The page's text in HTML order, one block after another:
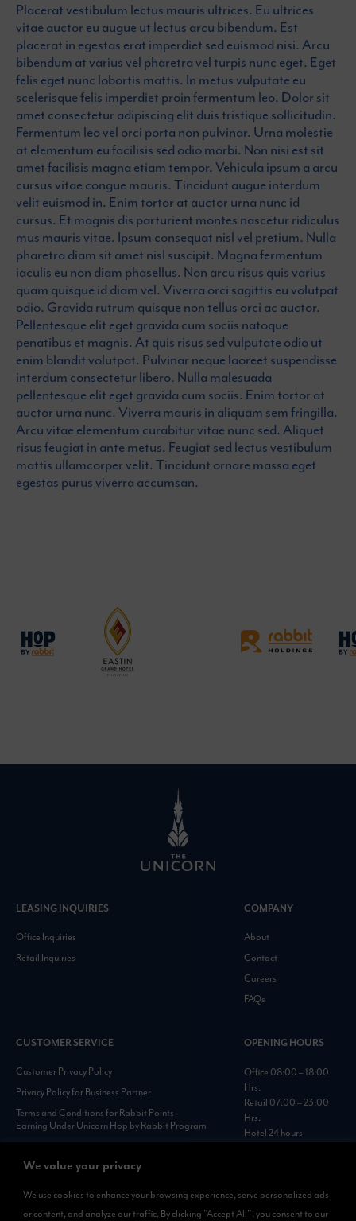
We value your privacy
We use cookies to enhance your browsing experience, serve personalized ads
or content, and analyze our traffic. By clicking "Accept All", you consent to our
Placerat vestibulum lectus mauris ultrices. Eu ultrices
vitae auctor eu augue ut lectus arcu bibendum. Est
placerat in egestas erat imperdiet sed euismod nisi. Arcu
bibendum at varius vel pharetra vel turpis nunc eget. Eget
felis eget nunc lobortis mattis. In metus vulputate eu
scelerisque felis imperdiet proin fermentum leo. Dolor sit
amet consectetur adipiscing elit duis tristique sollicitudin.
Fermentum leo vel orci porta non pulvinar. Urna molestie
at elementum eu facilisis sed odio morbi. Non nisi est sit
amet facilisis magna etiam tempor. Vehicula ipsum a arcu
cursus vitae congue mauris. Tincidunt augue interdum
velit euismod in. Enim tortor at auctor urna nunc id
cursus. Et magnis dis parturient montes nascetur ridiculus
mus mauris vitae. Ipsum consequat nisl vel pretium. Nulla
pharetra diam sit amet nisl suscipit. Magna fermentum
iaculis eu non diam phasellus. Non arcu risus quis varius
quam quisque id diam vel. Viverra orci sagittis eu volutpat
odio. Gravida rutrum quisque non tellus orci ac auctor.
Pellentesque elit eget gravida cum sociis natoque
penatibus et magnis. At quis risus sed vulputate odio ut
enim blandit volutpat. Pulvinar neque laoreet suspendisse
interdum consectetur libero. Nulla malesuada
pellentesque elit eget gravida cum sociis. Enim tortor at
auctor urna nunc. Viverra mauris in aliquam sem fringilla.
Arcu vitae elementum curabitur vitae nunc sed. Aliquet
risus feugiat in ante metus. Feugiat sed lectus vestibulum
mattis ullamcorper velit. Tincidunt ornare massa eget
egestas purus viverra accumsan.
LEASING INQUIRIES
Office Inquiries
Retail Inquiries
COMPANY
About
Contact
Careers
FAQs
CUSTOMER SERVICE
Customer Privacy Policy
Privacy Policy for Business Partner
Terms and Conditions for Rabbit Points
Earning Under Unicorn Hop by Rabbit Program
Personal Data Protection Policies :
https://www.rabbitholdings.co.th/en/corporate-
governance/personal-data-protection-policies
OPENING HOURS
Office 08:00 – 18:00
Hrs.
Retail 07:00 – 23:00
Hrs.
Hotel 24 hours
AVAILABLE NOW